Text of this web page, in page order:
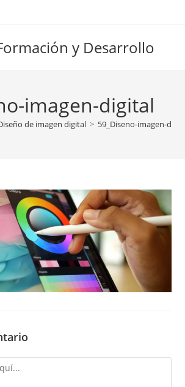
y Desarrollo
imagen-digital
de imagen digital > 59_Diseno-imagen-